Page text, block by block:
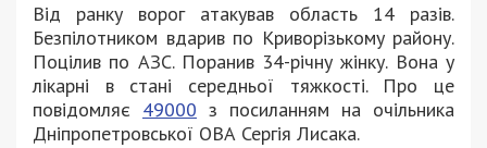
Від ранку ворог атакував область 14 разів.
Безпілотником вдарив по Криворізькому району.
Поцілив по АЗС. Поранив 34-річну жінку. Вона у
лікарні в стані середньої тяжкості. Про це
повідомляє 49000 з посиланням на очільника
Дніпропетровської ОВА Сергія Лисака.